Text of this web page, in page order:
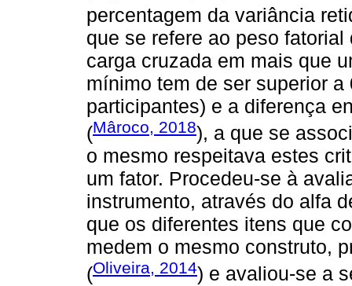
percentagem da variância
que se refere ao peso
carga cruzada em mais que
mínimo tem de ser superior
participantes) e a diferença
(Mâroco, 2018), a que se
o mesmo respeitava estes
um fator. Procedeu-se à
instrumento, através do alfa
que os diferentes itens que
medem o mesmo construto,
(Oliveira, 2014) e avaliou-se a